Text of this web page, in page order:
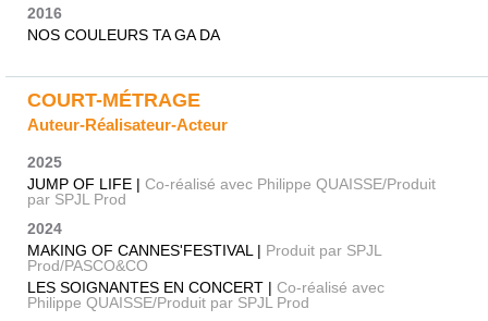
2016
NOS COULEURS TA GA DA
COURT-MÉTRAGE
Auteur-Réalisateur-Acteur
2025
JUMP OF LIFE | Co-réalisé avec Philippe QUAISSE/Produit
par SPJL Prod
2024
MAKING OF CANNES'FESTIVAL | Produit par SPJL
Prod/PASCO&CO
LES SOIGNANTES EN CONCERT | Co-réalisé avec
Philippe QUAISSE/Produit par SPJL Prod